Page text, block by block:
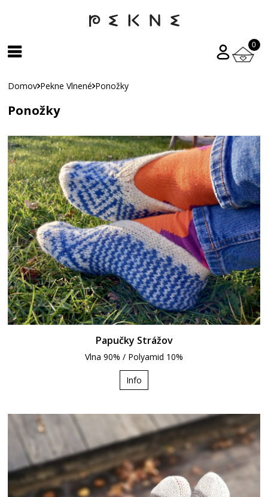
0
Domov Pekne Vlnené Ponožky
Ponožky
Papučky Strážov
Vlna 90% / Polyamid 10%
Info